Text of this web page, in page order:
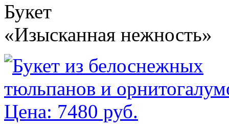
Букет
«Изысканная нежность»